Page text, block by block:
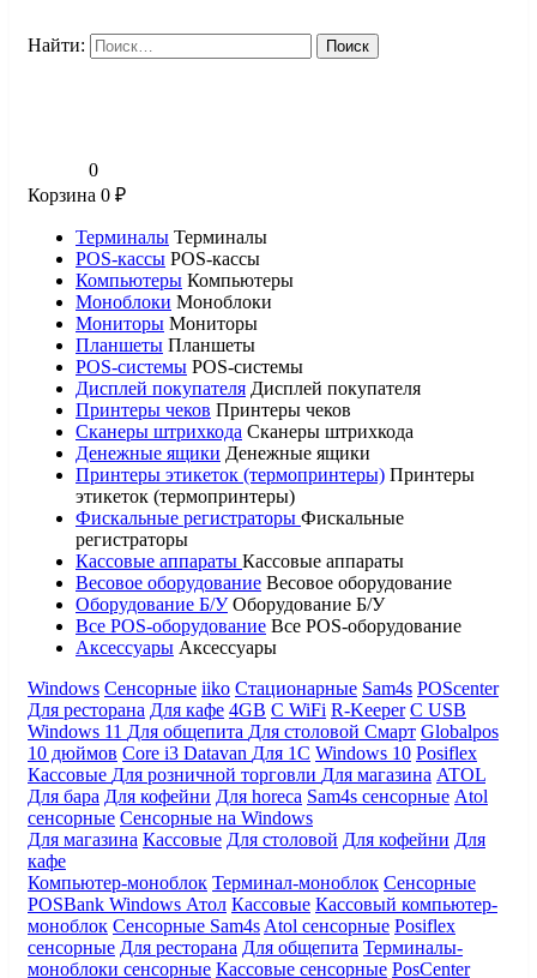
Найти:
0
Корзина 0 ₽
Терминалы Терминалы
POS-кассы POS-кассы
Компьютеры Компьютеры
Моноблоки Моноблоки
Мониторы Мониторы
Планшеты Планшеты
POS-системы POS-системы
Дисплей покупателя Дисплей покупателя
Принтеры чеков Принтеры чеков
Сканеры штрихкода Сканеры штрихкода
Денежные ящики Денежные ящики
Принтеры этикеток (термопринтеры) Принтеры
этикеток (термопринтеры)
Фискальные регистраторы Фискальные
регистраторы
Кассовые аппараты Кассовые аппараты
Весовое оборудование Весовое оборудование
Оборудование Б/У Оборудование Б/У
Все POS-оборудование Все POS-оборудование
Аксессуары Аксессуары
Windows Сенсорные iiko Стационарные Sam4s POScenter
Для ресторана Для кафе 4GB С WiFi R-Keeper С USB
Windows 11 Для общепита Для столовой Смарт Globalpos
10 дюймов Core i3 Datavan Для 1С Windows 10 Posiflex
Кассовые Для розничной торговли Для магазина ATOL
Для бара Для кофейни Для horeca Sam4s сенсорные Atol
сенсорные Сенсорные на Windows
Для магазина Кассовые Для столовой Для кофейни Для
кафе
Компьютер-моноблок Терминал-моноблок Сенсорные
POSBank Windows Атол Кассовые Кассовый компьютер-
моноблок Сенсорные Sam4s Atol сенсорные Posiflex
сенсорные Для ресторана Для общепита Терминалы-
моноблоки сенсорные Кассовые сенсорные PosCenter